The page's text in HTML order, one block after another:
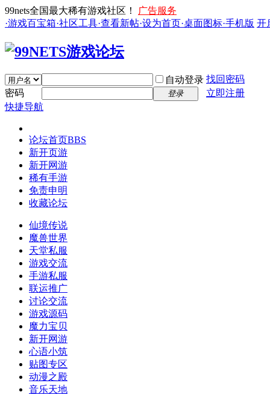
99nets全国最大稀有游戏社区！
广告服务
·游戏百宝箱·社区工具·查看新帖·设为首页·桌面图标·手机版 开
自动登录 找回密码
密码
登录
立即注册
快捷导航
论坛首页BBS
新开页游
新开网游
稀有手游
免责申明
收藏论坛
仙境传说
魔兽世界
天堂私服
游戏交流
手游私服
联运推广
讨论交流
游戏源码
魔力宝贝
新开网游
心语小筑
贴图专区
动漫之殿
音乐天地